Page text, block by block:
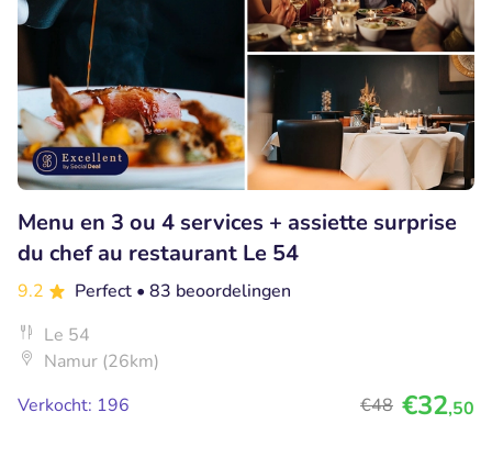
Menu en 3 ou 4 services + assiette surprise
du chef au restaurant Le 54
9.2 Perfect • 83 beoordelingen
Le 54
Namur (26km)
Verkocht: 196
€48 €32,50